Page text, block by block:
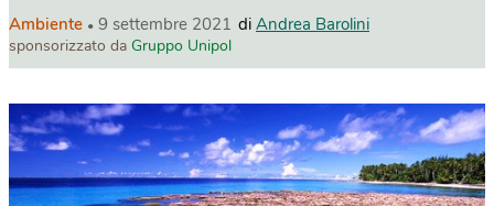
Ambiente 9 settembre 2021 di Andrea Barolini
sponsorizzato da Gruppo Unipol